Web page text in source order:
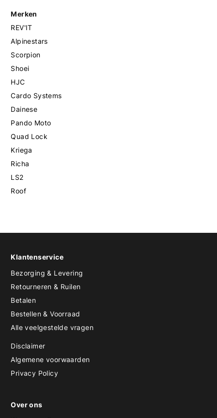
Merken
REV'IT
Alpinestars
Scorpion
Shoei
HJC
Cardo Systems
Dainese
Pando Moto
Quad Lock
Kriega
Richa
LS2
Roof
Klantenservice
Bezorging & Levering
Retourneren & Ruilen
Betalen
Bestellen & Voorraad
Alle veelgestelde vragen
Disclaimer
Algemene voorwaarden
Privacy Policy
Over ons